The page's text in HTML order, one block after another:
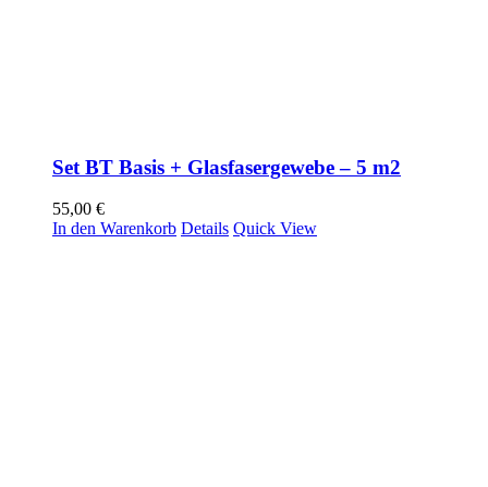
Set BT Basis + Glasfasergewebe – 5 m2
55,00 €
In den Warenkorb Details Quick View